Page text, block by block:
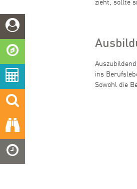
zieht, sollte
ins
Sowohl die